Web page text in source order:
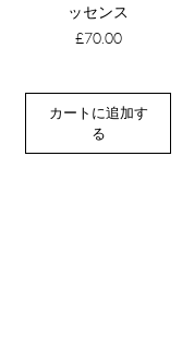
ッセンス
価格
£70.00
カートに追加す
る